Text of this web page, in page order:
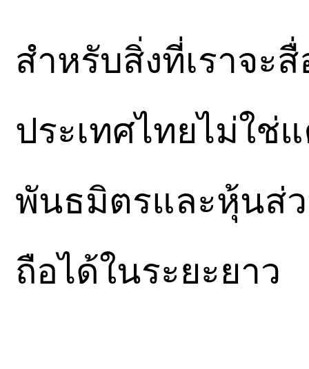
สำหรับสิ่งที่เราจะ
ประเทศไทยไม่ใช่
พันธมิตรและหุ้นส่ว
ถือได้ในระยะยาว